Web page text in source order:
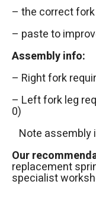
– the correct
– paste to
Assembly info:
– Right fork
– Left fork leg
0)
Note assembly
Our
replacement
specialist